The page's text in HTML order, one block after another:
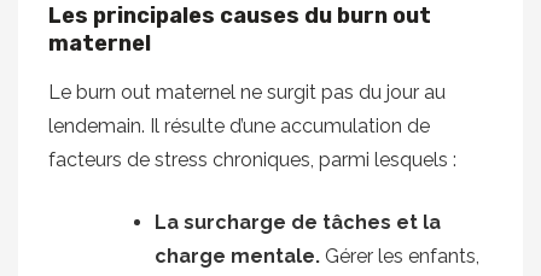
Les principales causes du burn out
maternel
Le burn out maternel ne surgit pas du jour au
lendemain. Il résulte d’une accumulation de
facteurs de stress chroniques, parmi lesquels :
La surcharge de tâches et la
charge mentale. Gérer les enfants,